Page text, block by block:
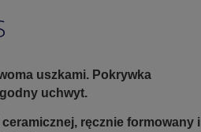
uszkami. Pokrywka
uchwyt.
ręcznie formowany i